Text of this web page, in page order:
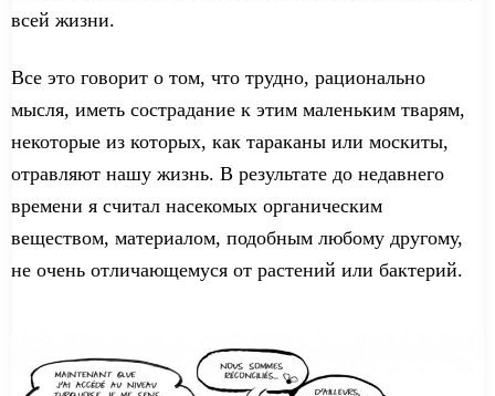
всей жизни.
Все это говорит о том, что трудно, рационально
мысля, иметь сострадание к этим маленьким тварям,
некоторые из которых, как тараканы или москиты,
отравляют нашу жизнь. В результате до недавнего
времени я считал насекомых органическим
веществом, материалом, подобным любому другому,
не очень отличающемуся от растений или бактерий.